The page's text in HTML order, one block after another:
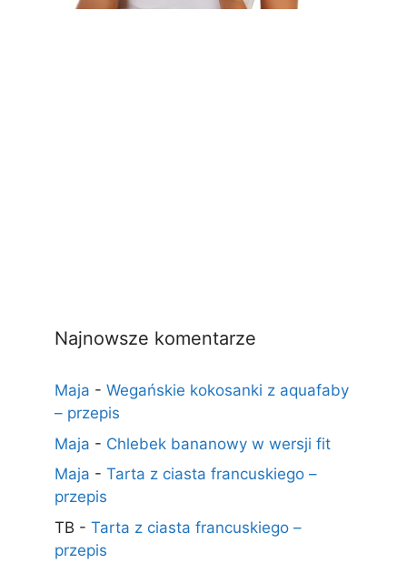
Najnowsze komentarze
Maja - Wegańskie kokosanki z aquafaby
– przepis
Maja - Chlebek bananowy w wersji fit
Maja - Tarta z ciasta francuskiego –
przepis
TB - Tarta z ciasta francuskiego –
przepis